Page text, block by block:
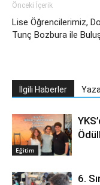
Önceki İçerik
Lise Öğrencilerimiz,
Tunç Bozbura ile
İlgili Haberler
Eğitim
6.